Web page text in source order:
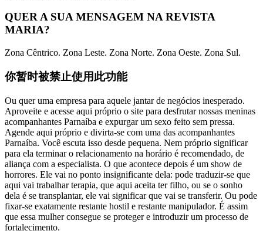
QUER A SUA MENSAGEM NA REVISTA
MARIA?
Zona Cêntrico. Zona Leste. Zona Norte. Zona Oeste. Zona Sul.
你暂时被禁止使用此功能
Ou quer uma empresa para aquele jantar de negócios inesperado.
Aproveite e acesse aqui próprio o site para desfrutar nossas meninas
acompanhantes Parnaíba e expurgar um sexo feito sem pressa.
Agende aqui próprio e divirta-se com uma das acompanhantes
Parnaíba. Você escuta isso desde pequena. Nem próprio significar
para ela terminar o relacionamento na horário é recomendado, de
aliança com a especialista. O que acontece depois é um show de
horrores. Ele vai no ponto insignificante dela: pode traduzir-se que
aqui vai trabalhar terapia, que aqui aceita ter filho, ou se o sonho
dela é se transplantar, ele vai significar que vai se transferir. Ou pode
fixar-se exatamente restante hostil e restante manipulador. É assim
que essa mulher consegue se proteger e introduzir um processo de
fortalecimento.